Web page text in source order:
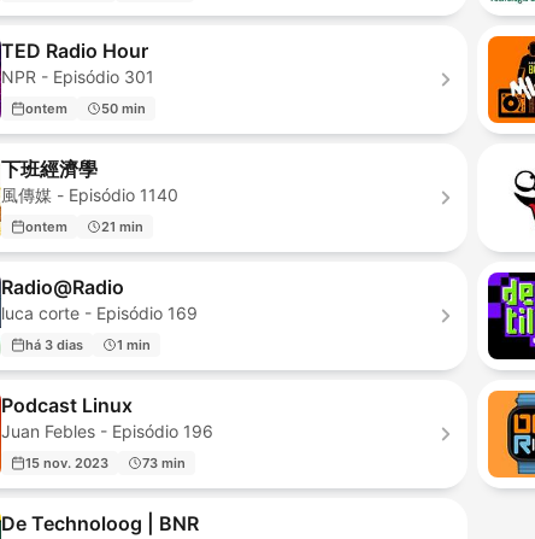
TED Radio Hour
NPR - Episódio 301
ontem 50 min
下班經濟學
風傳媒 - Episódio 1140
ontem 21 min
Radio@Radio
luca corte - Episódio 169
há 3 dias 1 min
Podcast Linux
Juan Febles - Episódio 196
15 nov. 2023 73 min
De Technoloog | BNR